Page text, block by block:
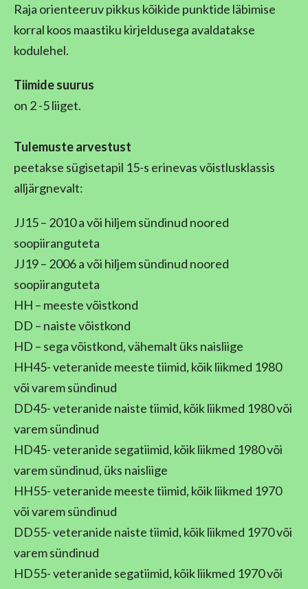
Raja orienteeruv pikkus kõikide punktide läbimise
korral koos maastiku kirjeldusega avaldatakse
kodulehel.
Tiimide suurus
on 2 -5 liiget.
Tulemuste arvestust
peetakse sügisetapil 15-s erinevas võistlusklassis
alljärgnevalt:
JJ15 – 2010 a või hiljem sündinud noored
soopiiranguteta
JJ19 – 2006 a või hiljem sündinud noored
soopiiranguteta
HH – meeste võistkond
DD – naiste võistkond
HD – sega võistkond, vähemalt üks naisliige
HH45- veteranide meeste tiimid, kõik liikmed 1980
või varem sündinud
DD45- veteranide naiste tiimid, kõik liikmed 1980 või
varem sündinud
HD45- veteranide segatiimid, kõik liikmed 1980 või
varem sündinud, üks naisliige
HH55- veteranide meeste tiimid, kõik liikmed 1970
või varem sündinud
DD55- veteranide naiste tiimid, kõik liikmed 1970 või
varem sündinud
HD55- veteranide segatiimid, kõik liikmed 1970 või